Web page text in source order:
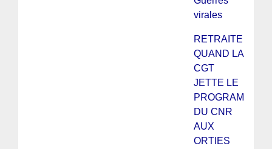
virales
RETRAITE :
QUAND LA
CGT
JETTE LE
PROGRAMME
DU CNR
AUX
ORTIES